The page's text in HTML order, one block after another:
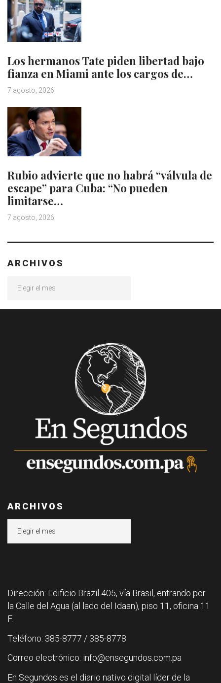
Los hermanos Tate piden libertad bajo
fianza en Miami ante los cargos de…
7 agosto, 2026
Rubio advierte que no habrá “válvula de
escape” para Cuba: “No pueden
limitarse…
7 agosto, 2026
ARCHIVOS
ARCHIVOS
Dirección: Edificio Brazil 405, vía Brasil, entrando por
la Calle del Agua (al lado del Idaan), piso 11, oficina 11
F.
Teléfono: 385-8777 / 385-8778
Correo electrónico: info@ensegundos.com.pa
En Segundos es el diario nativo digital líder de la